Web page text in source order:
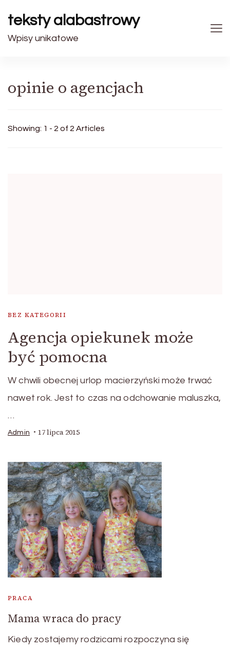
teksty alabastrowy
Wpisy unikatowe
opinie o agencjach
Showing: 1 - 2 of 2 Articles
BEZ KATEGORII
Agencja opiekunek może
być pomocna
W chwili obecnej urlop macierzyński może trwać
nawet rok. Jest to czas na odchowanie maluszka,
…
Admin 17 lipca 2015
PRACA
Mama wraca do pracy
Kiedy zostajemy rodzicami rozpoczyna się